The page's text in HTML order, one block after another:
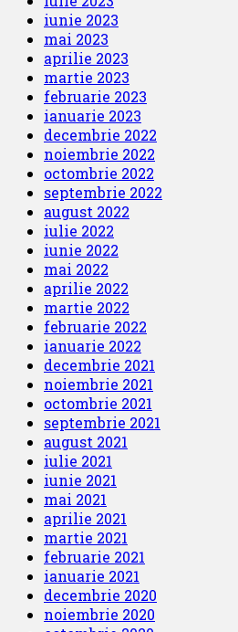
iunie 2023
mai 2023
aprilie 2023
martie 2023
februarie 2023
ianuarie 2023
decembrie 2022
noiembrie 2022
octombrie 2022
septembrie 2022
august 2022
iulie 2022
iunie 2022
mai 2022
aprilie 2022
martie 2022
februarie 2022
ianuarie 2022
decembrie 2021
noiembrie 2021
octombrie 2021
septembrie 2021
august 2021
iulie 2021
iunie 2021
mai 2021
aprilie 2021
martie 2021
februarie 2021
ianuarie 2021
decembrie 2020
noiembrie 2020